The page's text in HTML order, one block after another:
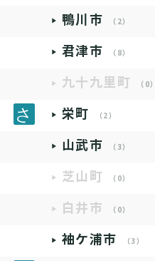
鴨川市 （2）
君津市 （8）
九十九里町 （0）
栄町 （2）
山武市 （3）
芝山町 （0）
白井市 （0）
袖ケ浦市 （3）